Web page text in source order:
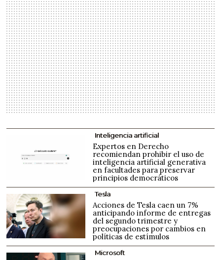
Inteligencia artificial
Expertos en Derecho
recomiendan prohibir el uso de
inteligencia artificial generativa
en facultades para preservar
principios democráticos
Tesla
Acciones de Tesla caen un 7%
anticipando informe de entregas
del segundo trimestre y
preocupaciones por cambios en
políticas de estímulos
Microsoft